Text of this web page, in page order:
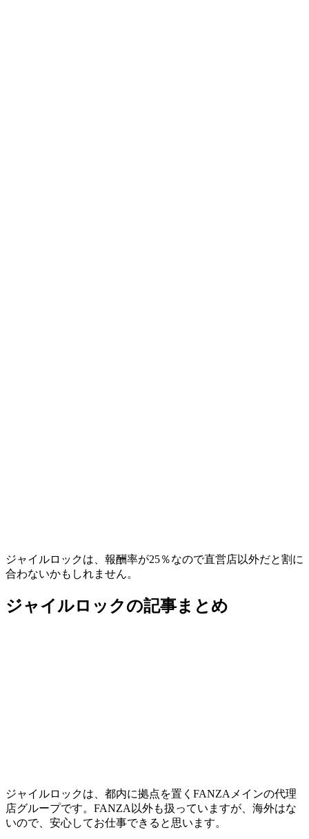
ジャイルロックは、報酬率が25％なので直営店以外だと割に
合わないかもしれません。
ジャイルロックの記事まとめ
ジャイルロックは、都内に拠点を置くFANZAメインの代理
店グループです。FANZA以外も扱っていますが、海外はな
いので、安心してお仕事できると思います。